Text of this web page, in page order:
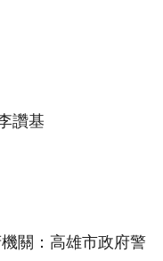
讚基
關：高雄市政府警